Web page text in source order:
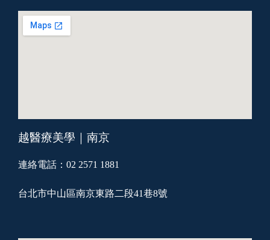
越醫療美學｜南京
連絡電話：02 2571 1881
台北市中山區南京東路二段41巷8號